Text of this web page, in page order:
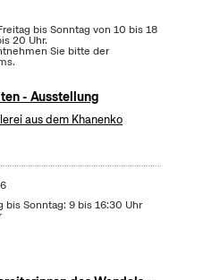
bis Sonntag von 10 bis 18
20 Uhr.
Sie bitte der
- Ausstellung
aus dem Khanenko
bis Sonntag: 9 bis 16:30 Uhr